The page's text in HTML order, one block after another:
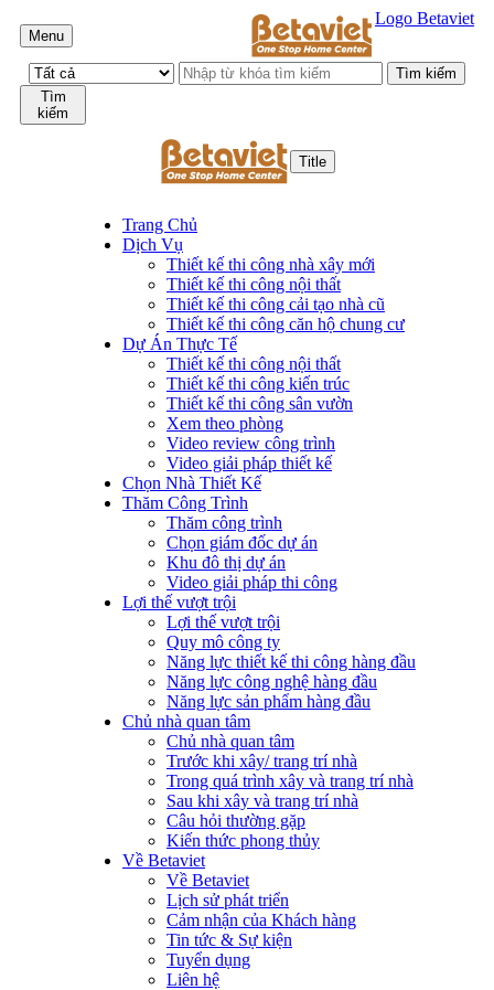
Menu
Logo Betaviet
Tìm
kiếm
Title
Trang Chủ
Dịch Vụ
Thiết kế thi công nhà xây mới
Thiết kế thi công nội thất
Thiết kế thi công cải tạo nhà cũ
Thiết kế thi công căn hộ chung cư
Dự Án Thực Tế
Thiết kế thi công nội thất
Thiết kế thi công kiến trúc
Thiết kế thi công sân vườn
Xem theo phòng
Video review công trình
Video giải pháp thiết kế
Chọn Nhà Thiết Kế
Thăm Công Trình
Thăm công trình
Chọn giám đốc dự án
Khu đô thị dự án
Video giải pháp thi công
Lợi thế vượt trội
Lợi thế vượt trội
Quy mô công ty
Năng lực thiết kế thi công hàng đầu
Năng lực công nghệ hàng đầu
Năng lực sản phẩm hàng đầu
Chủ nhà quan tâm
Chủ nhà quan tâm
Trước khi xây/ trang trí nhà
Trong quá trình xây và trang trí nhà
Sau khi xây và trang trí nhà
Câu hỏi thường gặp
Kiến thức phong thủy
Về Betaviet
Về Betaviet
Lịch sử phát triển
Cảm nhận của Khách hàng
Tin tức & Sự kiện
Tuyển dụng
Liên hệ